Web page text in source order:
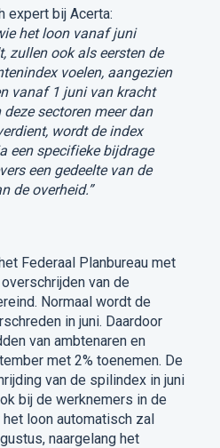
expert bij Acerta:
het loon vanaf juni
zullen ook als eersten de
voelen, aangezien
vanaf 1 juni van kracht
sectoren meer dan
wordt de index
een specifieke bijdrage
een gedeelte van de
de overheid.”
Federaal Planbureau met
van de
Normaal wordt de
in juni. Daardoor
van ambtenaren en
met 2% toenemen. De
van de spilindex in juni
bij de werknemers in de
loon automatisch zal
naargelang het